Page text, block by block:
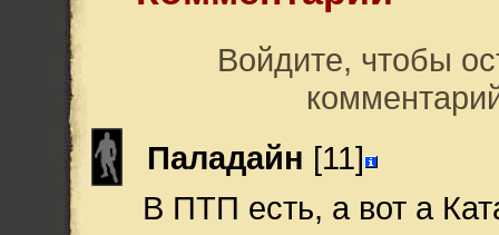
Войдите, чтобы
Паладайн [11]
В ПТП есть, а вот а